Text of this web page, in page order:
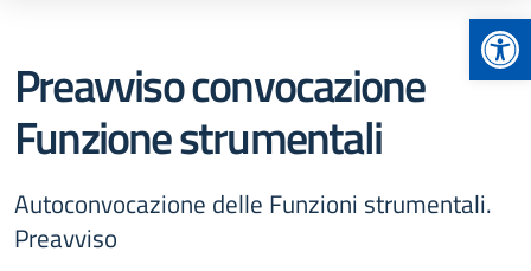
Preavviso convocazione
Funzione strumentali
Autoconvocazione delle Funzioni strumentali.
Preavviso